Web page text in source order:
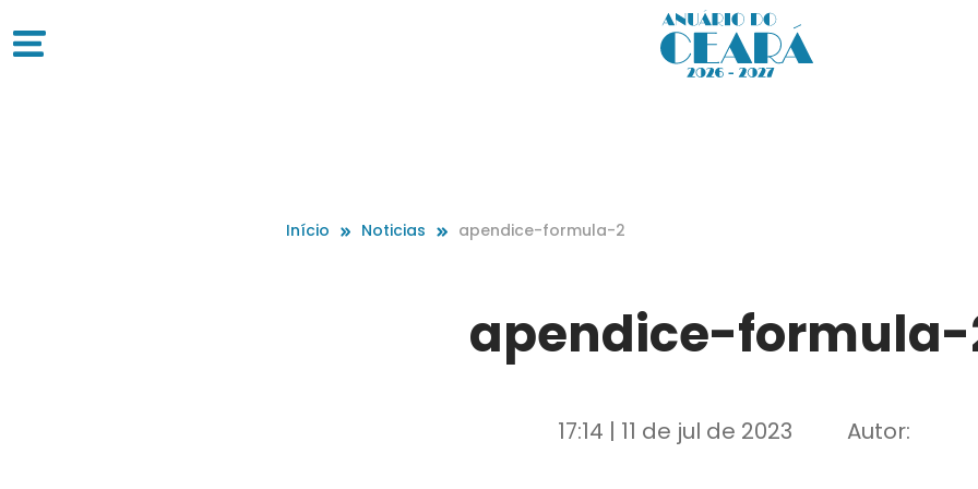
Início Noticias apendice-formula-2
apendice-formula-
17:14 | 11 de jul de 2023 Autor: